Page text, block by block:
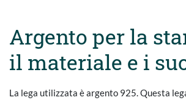
Argento per la
il materiale e i
La lega utilizzata è argento 925. Questa